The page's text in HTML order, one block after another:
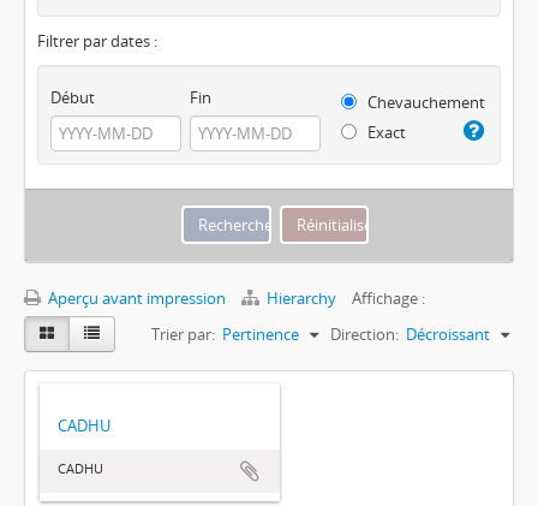
Filtrer par dates :
Début Fin
Chevauchement
Exact
Aperçu avant impression Hierarchy
Affichage :
Trier par: Pertinence Direction: Décroissant
CADHU
CADHU